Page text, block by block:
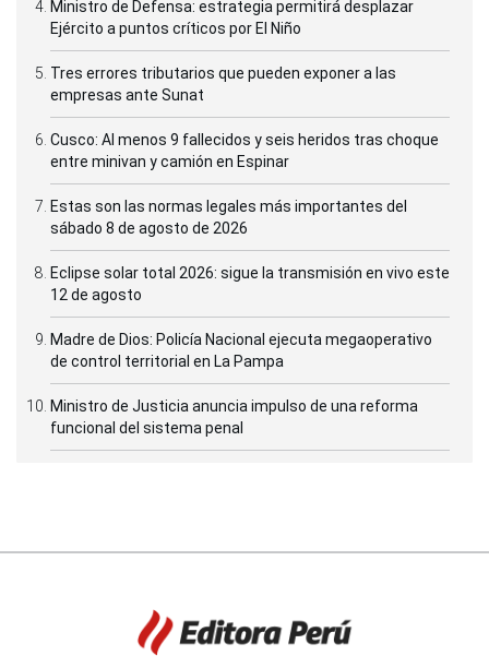
Ministro de Defensa: estrategia permitirá desplazar
Ejército a puntos críticos por El Niño
Tres errores tributarios que pueden exponer a las
empresas ante Sunat
Cusco: Al menos 9 fallecidos y seis heridos tras choque
entre minivan y camión en Espinar
Estas son las normas legales más importantes del
sábado 8 de agosto de 2026
Eclipse solar total 2026: sigue la transmisión en vivo este
12 de agosto
Madre de Dios: Policía Nacional ejecuta megaoperativo
de control territorial en La Pampa
Ministro de Justicia anuncia impulso de una reforma
funcional del sistema penal